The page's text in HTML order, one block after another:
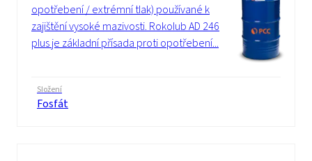
opotřebení / extrémní tlak) používané k
zajištění vysoké mazivosti. Rokolub AD 246
plus je základní přísada proti opotřebení...
Složení
Fosfát